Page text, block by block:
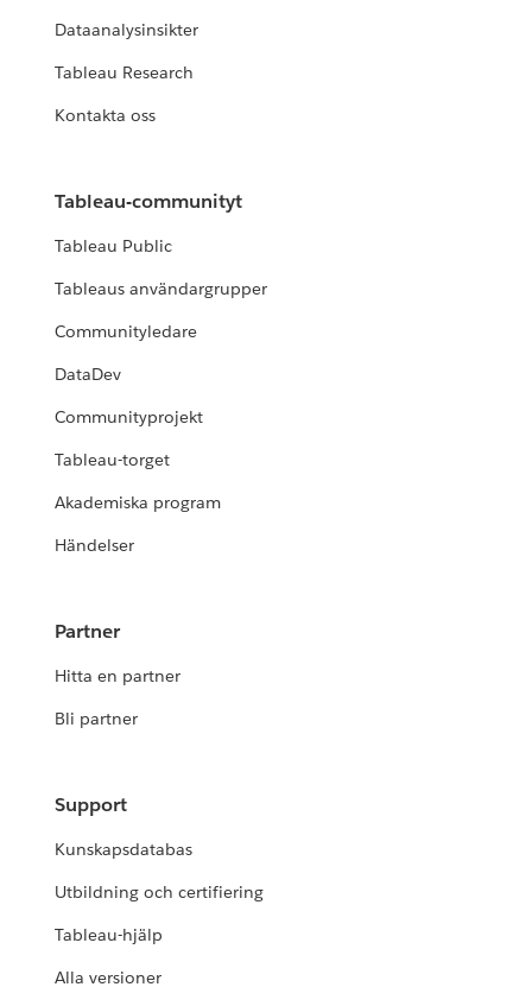
Dataanalysinsikter
Tableau Research
Kontakta oss
Tableau-communityt
Tableau Public
Tableaus användargrupper
Communityledare
DataDev
Communityprojekt
Tableau-torget
Akademiska program
Händelser
Partner
Hitta en partner
Bli partner
Support
Kunskapsdatabas
Utbildning och certifiering
Tableau-hjälp
Alla versioner